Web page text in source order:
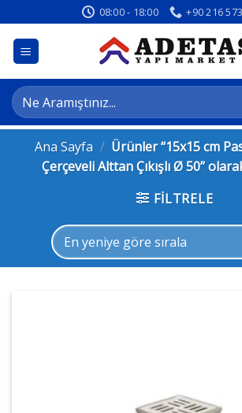
atla
08:00 - 18:00 +90 216
Ara:
Ana Sayfa / Ürünler “15x15 cm
Çerçeveli Alttan Çıkışlı Ø 50”
FILTRELE